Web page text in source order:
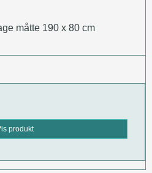
måtte 190 x 80 cm
produkt